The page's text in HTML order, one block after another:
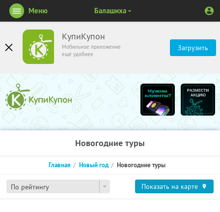
КупиКупон
Мобильное приложение
ещё удобнее
Загрузить
Меню Балашиха
Новогодние туры
По рейтингу
Главная Новый год Новогодние туры
Показать на карте